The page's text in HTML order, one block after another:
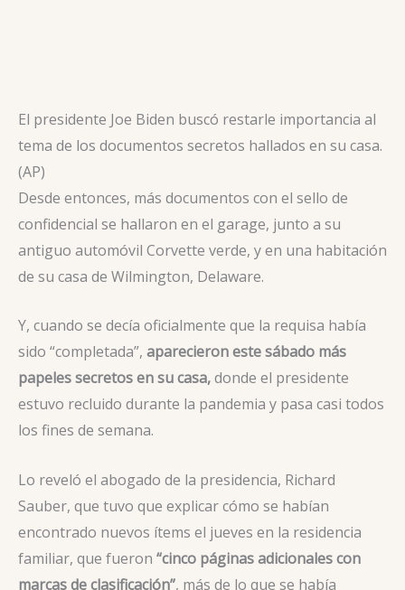
El presidente Joe Biden buscó restarle importancia al
tema de los documentos secretos hallados en su casa.
(AP)
Desde entonces, más documentos con el sello de
confidencial se hallaron en el garage, junto a su
antiguo automóvil Corvette verde, y en una habitación
de su casa de Wilmington, Delaware.
Y, cuando se decía oficialmente que la requisa había
sido “completada”, aparecieron este sábado más
papeles secretos en su casa,donde el presidente
estuvo recluido durante la pandemia y pasa casi todos
los fines de semana.
Lo reveló el abogado de la presidencia, Richard
Sauber, que tuvo que explicar cómo se habían
encontrado nuevos ítems el jueves en la residencia
familiar, que fueron “cinco páginas adicionales con
marcas de clasificación”, más de lo que se había